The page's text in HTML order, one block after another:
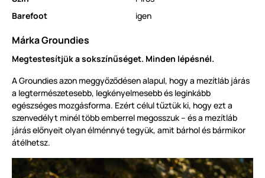
Barefoot
igen
Márka Groundies
Megtestesítjük a sokszínűséget. Minden lépésnél.
A Groundies azon meggyőződésen alapul, hogy a mezítláb járás
a legtermészetesebb, legkényelmesebb és leginkább
egészséges mozgásforma. Ezért célul tűztük ki, hogy ezt a
szenvedélyt minél több emberrel megosszuk – és a mezítláb
járás előnyeit olyan élménnyé tegyük, amit bárhol és bármikor
átélhetsz.